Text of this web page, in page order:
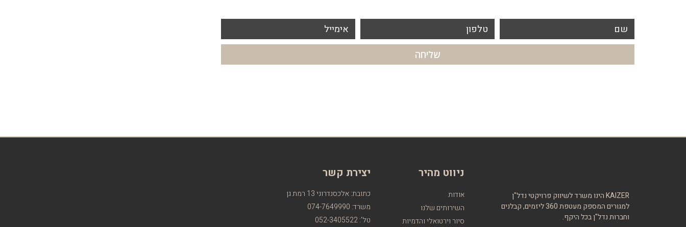
שם טלפון אימייל
שליחה
KAIZERהינו משרד לשיווק פרויקטי נדל"ן
למגורים המספק מעטפת 360 ליזמים, קבלנים
וחברות נדל"ן בכל היקף.
ניווט מהיר
אודות
השירותים שלנו
סיור וירטואלי והדמיות
יצירת קשר
כתובת: אלכסנדרוני 13 רמת גן
משרד: 074-7649990
טל': 052-3405522